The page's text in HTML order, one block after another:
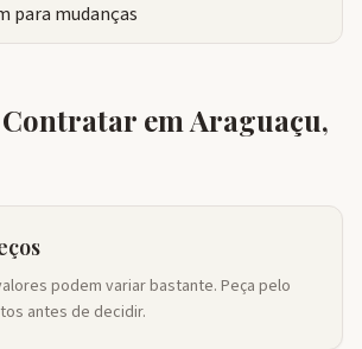
para mudanças
em Araguaçu,
podem variar bastante. Peça pelo
antes de decidir.